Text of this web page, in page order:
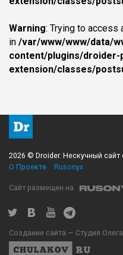
Warning: Trying to access
in /var/www/www/data/
content/plugins/droider-
extension/classes/
2026 © Droider. Нескучный сайт
О Проекте
Rusonyx
Сайт размещен на
Создание сайта — Студия